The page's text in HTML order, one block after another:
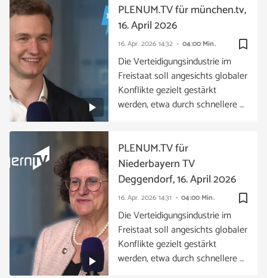
bookmark_border
16. Apr. 2026 14:32 04:00 Min.
PLENUM.TV für münchen.tv,
16. April 2026
Die Verteidigungsindustrie im
Freistaat soll angesichts globaler
Konflikte gezielt gestärkt
werden, etwa durch schnellere …
bookmark_border
16. Apr. 2026 14:31 04:00 Min.
PLENUM.TV für
Niederbayern TV
Deggendorf, 16. April 2026
Die Verteidigungsindustrie im
Freistaat soll angesichts globaler
Konflikte gezielt gestärkt
werden, etwa durch schnellere …